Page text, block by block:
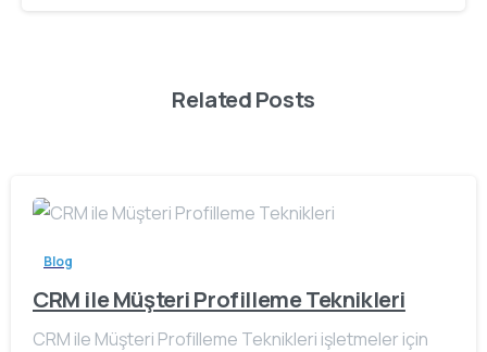
Related Posts
Blog
CRM ile Müşteri Profilleme Teknikleri
CRM ile Müşteri Profilleme Teknikleri işletmeler için